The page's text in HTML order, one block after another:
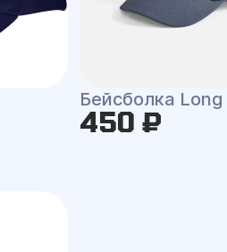
Бейсболка
450 ₽